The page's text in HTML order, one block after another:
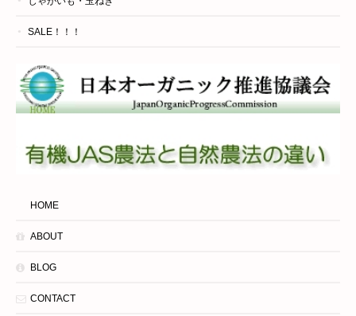
SALE！！！
HOME
ABOUT
BLOG
CONTACT